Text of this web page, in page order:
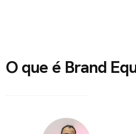
O que é Brand